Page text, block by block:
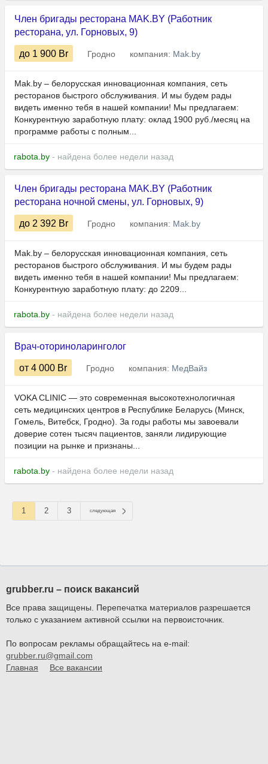
Член бригады ресторана MAK.BY (Работник
ресторана, ул. Горновых, 9)
до 1 900 Br Гродно компания: Mak.by
Mak.by – белорусская инновационная компания, сеть
ресторанов быстрого обслуживания. И мы будем рады
видеть именно тебя в нашей компании! Мы предлагаем:
Конкурентную заработную плату: оклад 1900 руб./месяц на
программе работы с полным...
rabota.by - найдена более недели назад
Член бригады ресторана MAK.BY (Работник
ресторана ночной смены, ул. Горновых, 9)
до 2 392 Br Гродно компания: Mak.by
Mak.by – белорусская инновационная компания, сеть
ресторанов быстрого обслуживания. И мы будем рады
видеть именно тебя в нашей компании! Мы предлагаем:
Конкурентную заработную плату: до 2209...
rabota.by - найдена более недели назад
Врач-оториноларинголог
от 4 000 Br Гродно компания: МедВайз
VOKA CLINIC — это современная высокотехнологичная
сеть медицинских центров в Республике Беларусь (Минск,
Гомель, Витебск, Гродно). За годы работы мы завоевали
доверие сотен тысяч пациентов, заняли лидирующие
позиции на рынке и признаны...
rabota.by - найдена более недели назад
1 2 3 следующая
grubber.ru – поиск вакансий
Все права защищены. Перепечатка материалов разрешается
только с указанием активной ссылки на первоисточник.
По вопросам рекламы обращайтесь на e-mail:
grubber.ru@gmail.com
Главная
Все вакансии